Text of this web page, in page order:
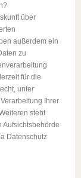
über
außerdem ein
zu
für die
unter
Ihrer
steht
Aufsichtsbehörde
Datenschutz